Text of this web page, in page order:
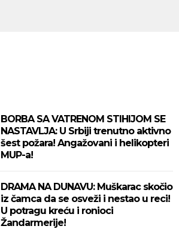
BORBA SA VATRENOM STIHIJOM SE
NASTAVLJA: U Srbiji trenutno aktivno
šest požara! Angažovani i helikopteri
MUP-a!
DRAMA NA DUNAVU: Muškarac skočio
iz čamca da se osveži i nestao u reci!
U potragu kreću i ronioci
Žandarmerije!